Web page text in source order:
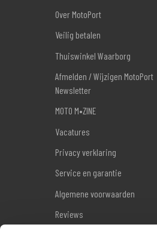
Over MotoPort
Veilig betalen
Thuiswinkel Waarborg
Afmelden / Wijzigen MotoPort
Newsletter
MOTO M•ZINE
Vacatures
Privacy verklaring
Service en garantie
Algemene voorwaarden
Reviews